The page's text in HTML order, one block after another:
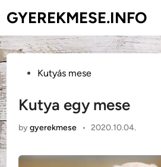
to
content
GYEREKMESE.INFO
PostedKutyás mese
Kutya egy mese
bygyerekmese • 2020.10.04.